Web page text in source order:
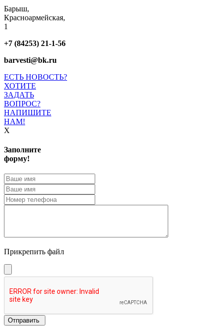
Барыш,
Красноармейская,
1
+7 (84253) 21-1-56
barvesti@bk.ru
ЕСТЬ НОВОСТЬ?
ХОТИТЕ
ЗАДАТЬ
ВОПРОС?
НАПИШИТЕ
НАМ!
X
Заполните
форму!
Прикрепить файл